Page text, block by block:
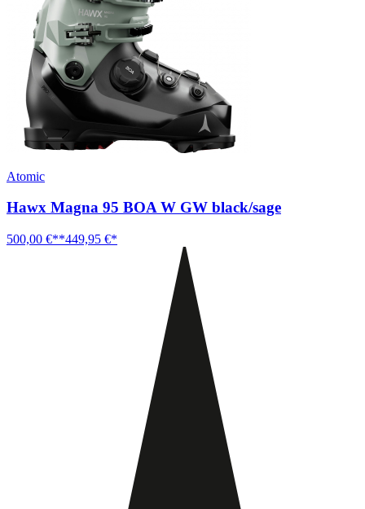
Atomic
Hawx Magna 95 BOA W GW black/sage
500,00 €**449,95 €*